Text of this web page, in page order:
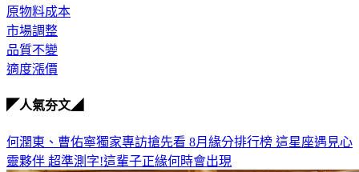
成本上升
原物料成本
市場調整
品質不變
何潤東、曹佑寧獨家專訪搶先看8月緣分排行榜 這星座遇見心